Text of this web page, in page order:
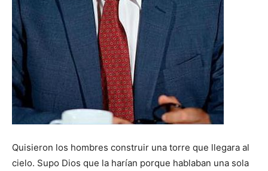
Quisieron los hombres construir una torre que llegara al
cielo. Supo Dios que la harían porque hablaban una sola